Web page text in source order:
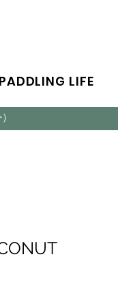
PADDLING LIFE